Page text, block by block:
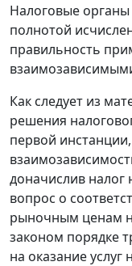
Налоговые
полнотой
правильность
Как следует из
решения
первой
доначислив налог
вопрос о
рыночным ценам
законом порядке
на оказание услуг